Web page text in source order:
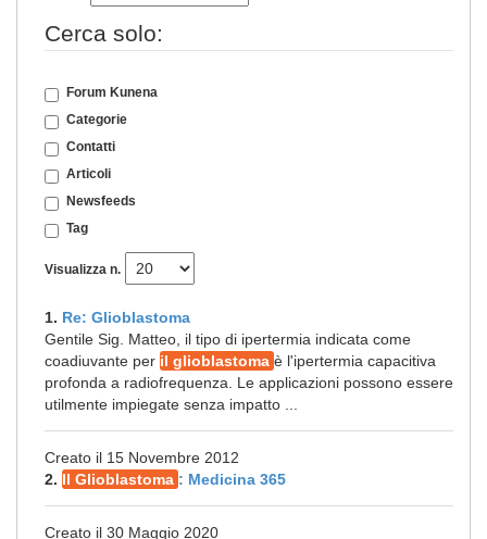
Cerca solo:
Forum Kunena
Categorie
Contatti
Articoli
Newsfeeds
Tag
Visualizza n.
1. Re: Glioblastoma
Gentile Sig. Matteo, il tipo di ipertermia indicata come
coadiuvante per il glioblastoma è l'ipertermia capacitiva
profonda a radiofrequenza. Le applicazioni possono essere
utilmente impiegate senza impatto ...
Creato il 15 Novembre 2012
2. Il Glioblastoma : Medicina 365
Creato il 30 Maggio 2020